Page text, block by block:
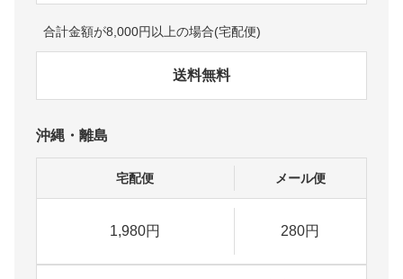
合計金額が8,000円以上の場合(宅配便)
送料無料
沖縄・離島
宅配便 メール便
1,980円 280円